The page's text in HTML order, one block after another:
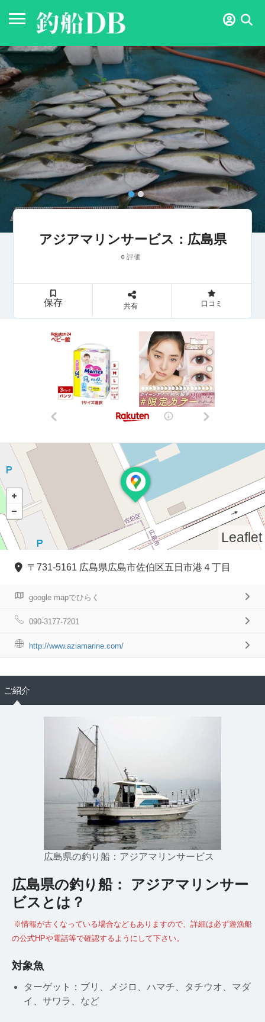
アジアマリンサービス：広島県
0評価
保存 共有 口コミ
Leaflet
〒731-5161 広島県広島市佐伯区五日市港４丁目
google mapでひらく
090-3177-7201
http://www.aziamarine.com/
ご紹介
広島県の釣り船：アジアマリンサービス
広島県の釣り船： アジアマリンサー
ビスとは？
※情報が古くなっている場合などもありますので、詳細は必ず遊漁船
の公式HPや電話等で確認するようにして下さい。
対象魚
ターゲット：ブリ、メジロ、ハマチ、タチウオ、マダ
イ、サワラ、など